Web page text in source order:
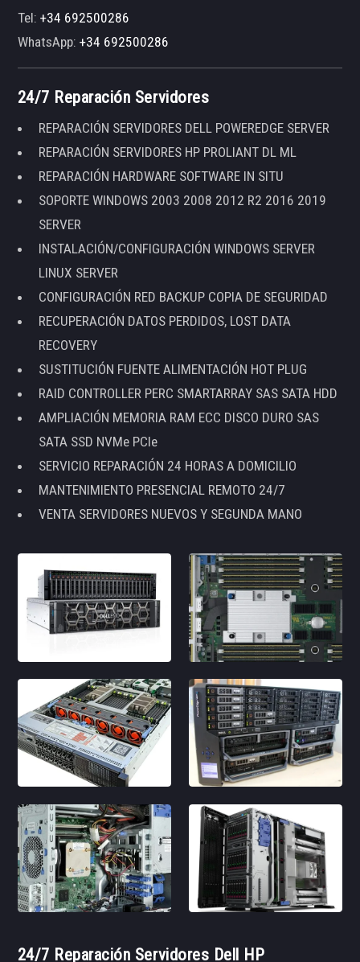
Tel:+34 692500286
WhatsApp:+34 692500286
24/7 Reparación Servidores
REPARACIÓN SERVIDORES DELL POWEREDGE SERVER
REPARACIÓN SERVIDORES HP PROLIANT DL ML
REPARACIÓN HARDWARE SOFTWARE IN SITU
SOPORTE WINDOWS 2003 2008 2012 R2 2016 2019
SERVER
INSTALACIÓN/CONFIGURACIÓN WINDOWS SERVER
LINUX SERVER
CONFIGURACIÓN RED BACKUP COPIA DE SEGURIDAD
RECUPERACIÓN DATOS PERDIDOS, LOST DATA
RECOVERY
SUSTITUCIÓN FUENTE ALIMENTACIÓN HOT PLUG
RAID CONTROLLER PERC SMARTARRAY SAS SATA HDD
AMPLIACIÓN MEMORIA RAM ECC DISCO DURO SAS
SATA SSD NVMe PCIe
SERVICIO REPARACIÓN 24 HORAS A DOMICILIO
MANTENIMIENTO PRESENCIAL REMOTO 24/7
VENTA SERVIDORES NUEVOS Y SEGUNDA MANO
24/7 Reparación Servidores Dell HP